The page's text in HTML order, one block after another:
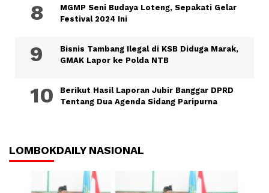
MGMP Seni Budaya Loteng, Sepakati Gelar
Festival 2024 Ini
Bisnis Tambang Ilegal di KSB Diduga Marak,
GMAK Lapor ke Polda NTB
Berikut Hasil Laporan Jubir Banggar DPRD
Tentang Dua Agenda Sidang Paripurna
LOMBOKDAILY NASIONAL